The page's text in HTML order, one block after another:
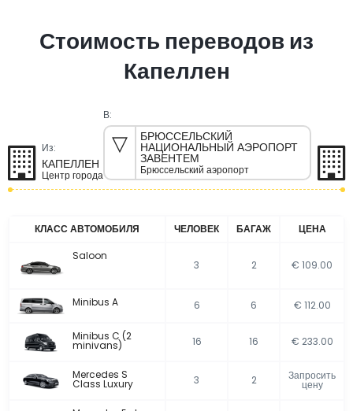
Стоимость переводов из
Капеллен
Из:
КАПЕЛЛЕН
Центр города
В:
БРЮССЕЛЬСКИЙ
НАЦИОНАЛЬНЫЙ АЭРОПОРТ
ЗАВЕНТЕМ
Брюссельский аэропорт
КЛАСС АВТОМОБИЛЯ ЧЕЛОВЕК БАГАЖ
ЦЕНА
Saloon
3 2 € 109.00
Minibus A 6 6 € 112.00
Minibus C (2
minivans) 16 16 € 233.00
Mercedes S
Class Luxury 3 2 Запросить
цену